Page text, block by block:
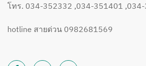
โทร. 034-352332 ,034-351401
hotline สายด่วน 0982681569